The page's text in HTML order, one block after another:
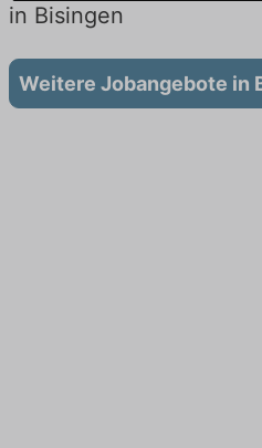
in Bisingen
Weitere Jobangebote in